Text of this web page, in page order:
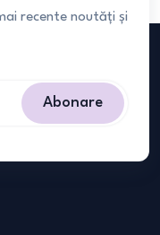
recente noutăți și
Abonare